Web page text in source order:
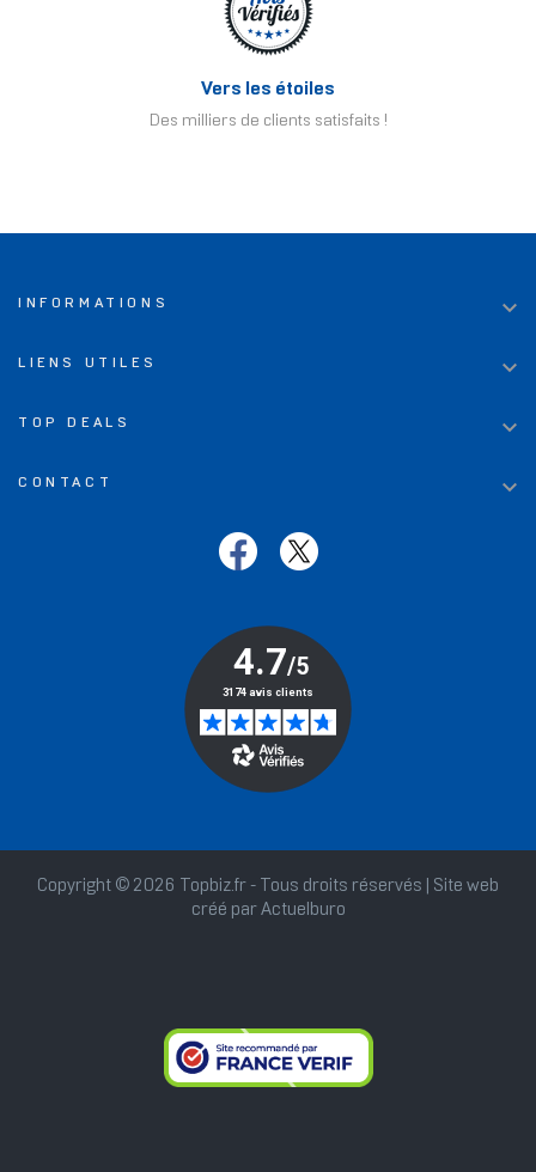
Vers les étoiles
Des milliers de clients satisfaits !
INFORMATIONS 
LIENS UTILES 
TOP DEALS 
CONTACT 
Copyright © 2026 Topbiz.fr - Tous droits réservés | Site web
créé par Actuelburo